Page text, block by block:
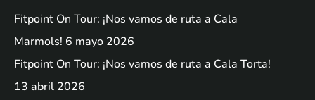
Fitpoint On Tour: ¡Nos vamos de ruta a Cala
Marmols! 6 mayo 2026
Fitpoint On Tour: ¡Nos vamos de ruta a Cala Torta!
13 abril 2026